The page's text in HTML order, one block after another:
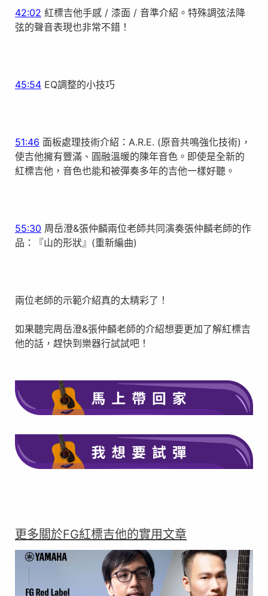
42:02 紅標吉他手感 / 漆面 / 音準介紹。特殊調弦法降
弦的聲音表現也非常不錯！
45:54 EQ調整的小技巧
51:46 面板處理技術介紹：A.R.E. (原音共鳴強化技術)，
使吉他擁有豐滿、圓融溫暖的陳年音色。即使是全新的
紅標吉他，音色也能和被彈奏多年的吉他一樣好聽。
55:30 周岳澄&張仲麟兩位老師共同演奏張仲麟老師的作
品：『山的形狀』(重新編曲)
兩位老師的示範介紹真的太精彩了！
如果聽完周岳澄&張仲麟老師的介紹想要更加了解紅標吉
他的話，趕快到樂器行試試吧！
在此點擊
在此點擊
更多關於FG紅標吉他的實用文章